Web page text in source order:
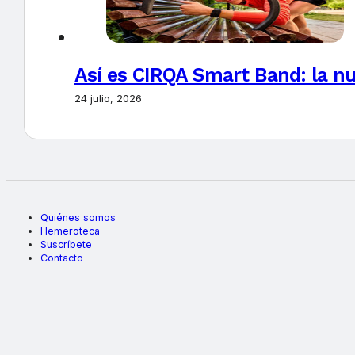
Así es CIRQA Smart Band: la
24 julio, 2026
Quiénes somos
Hemeroteca
Suscríbete
Contacto